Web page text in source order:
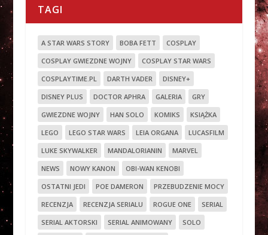
TAGI
A STAR WARS STORY BOBA FETT
COSPLAY
COSPLAY GWIEZDNE WOJNY
COSPLAY STAR WARS
COSPLAYTIME.PL
DARTH VADER
DISNEY+
DISNEY PLUS
DOCTOR APHRA GALERIA
GRY
GWIEZDNE WOJNY
HAN SOLO KOMIKS
KSIĄŻKA
LEGO
LEGO STAR WARS LEIA ORGANA
LUCASFILM
LUKE SKYWALKER
MANDALORIANIN
MARVEL
NEWS
NOWY KANON
OBI-WAN KENOBI
OSTATNI JEDI
POE DAMERON
PRZEBUDZENIE MOCY
RECENZJA
RECENZJA SERIALU ROGUE ONE
SERIAL
SERIAL AKTORSKI
SERIAL ANIMOWANY
SOLO